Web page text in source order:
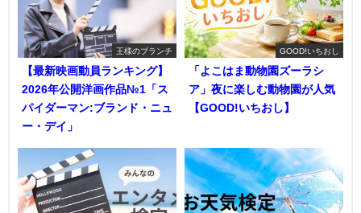
王様のブランチ
【最新映画動員ランキング】
2026年公開洋画作品№1「ス
パイダーマン:ブランド・ニュ
ー・デイ」
GOOD!いちおし
「よこはま動物園ズーラシ
ア」夜に楽しむ動物園が人気
【GOOD!いちおし】